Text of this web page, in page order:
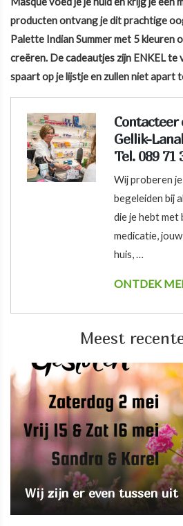
producten ontvang je dit prachtige
Palette Indian Summer met 5 kleuren
creëren. De cadeautjes zijn ENKEL te
spaart op je lijstje en zullen niet apart
Contacteer
Gellik-
Tel. 089 71
Wij proberen
begeleiden bij
die je hebt
medicatie,
huis, …
ONTDEK
Meest
Wij zijn er even tussen uit